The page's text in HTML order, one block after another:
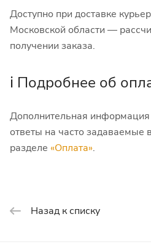
Доступно при доставке
Московской области —
получении заказа.
ℹ️ Подробнее об
Дополнительная
ответы на часто задаваемые
разделе «Оплата».
Назад к списку